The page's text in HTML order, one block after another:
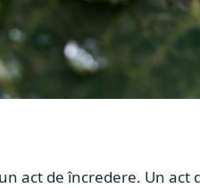
act de încredere. Un